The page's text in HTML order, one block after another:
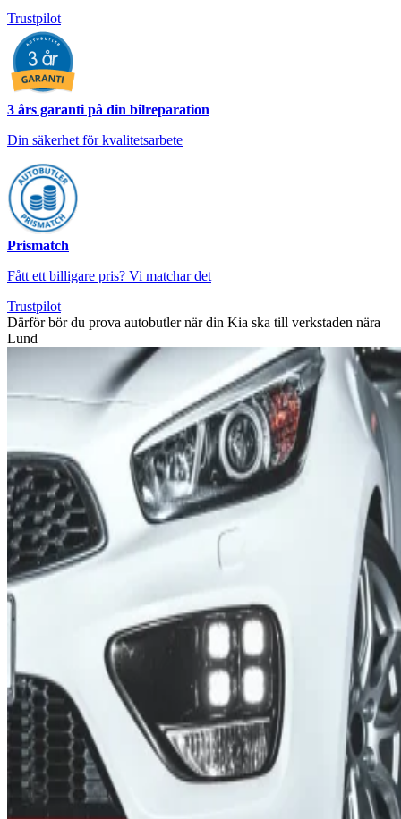
Trustpilot
3 års garanti på din bilreparation
Din säkerhet för kvalitetsarbete
Prismatch
Fått ett billigare pris? Vi matchar det
Trustpilot
Därför bör du prova autobutler när din Kia ska till verkstaden nära
Lund